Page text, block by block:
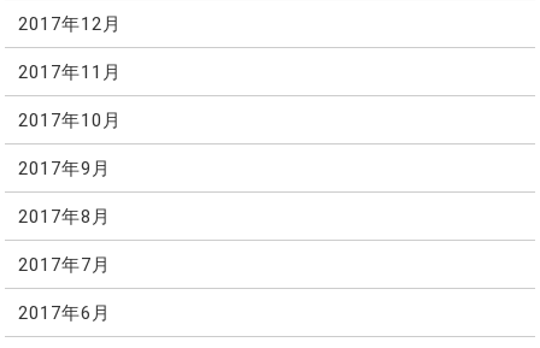
2017年12月
2017年11月
2017年10月
2017年9月
2017年8月
2017年7月
2017年6月